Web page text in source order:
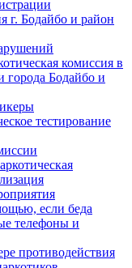
г. Бодайбо и район
комиссия в
города Бодайбо и
тестирование
если беда
телефоны и
противодействия